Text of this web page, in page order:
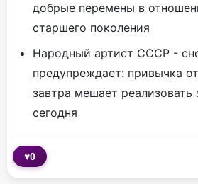
добрые перемены в
старшего поколения
Народный артист СССР -
предупреждает: привычка
завтра мешает реализовать
сегодня
♥0